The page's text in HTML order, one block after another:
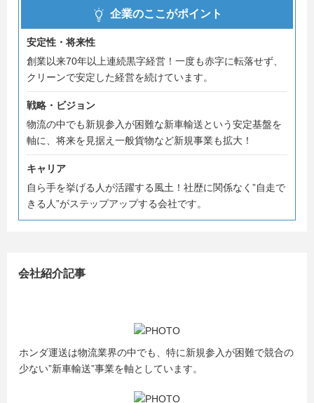
■採用選考についてのご案内
■質疑応答
【追加オーダー可能な項目】
★物流シミュレーション体験
★先輩社員との交流
★採用担当との就職活動対策面談
少しでもご興味のある方は、お気軽にご参加ください！
皆様のエントリーを、お待ちしております！
・上昇志向の強い方
・自分で考え工夫したことにトライしたい方
企業のここがポイント
安定性・将来性
創業以来70年以上連続黒字経営！一度も赤字に転落せず、
クリーンで安定した経営を続けています。
戦略・ビジョン
物流の中でも新規参入が困難な新車輸送という安定基盤を
軸に、将来を見据え一般貨物など新規事業も拡大！
キャリア
自ら手を挙げる人が活躍する風土！社歴に関係なく”自走で
きる人”がステップアップする会社です。
会社紹介記事
ホンダ運送は物流業界の中でも、特に新規参入が困難で競合の
少ない”新車輸送”事業を軸としています。